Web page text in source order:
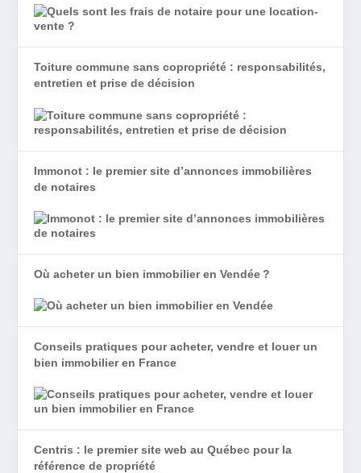
Toiture commune sans copropriété : responsabilités,
entretien et prise de décision
Immonot : le premier site d’annonces immobilières
de notaires
Où acheter un bien immobilier en Vendée ?
Conseils pratiques pour acheter, vendre et louer un
bien immobilier en France
Centris : le premier site web au Québec pour la
référence de propriété